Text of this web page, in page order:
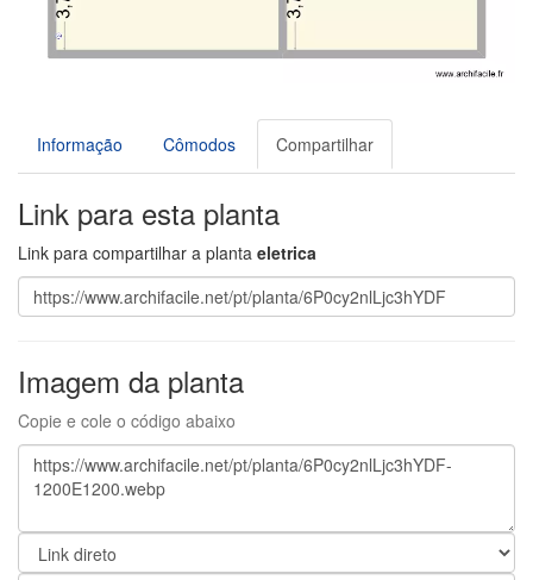
Informação Cômodos Compartilhar
Link para esta planta
Link para compartilhar a planta eletrica
Imagem da planta
Copie e cole o código abaixo